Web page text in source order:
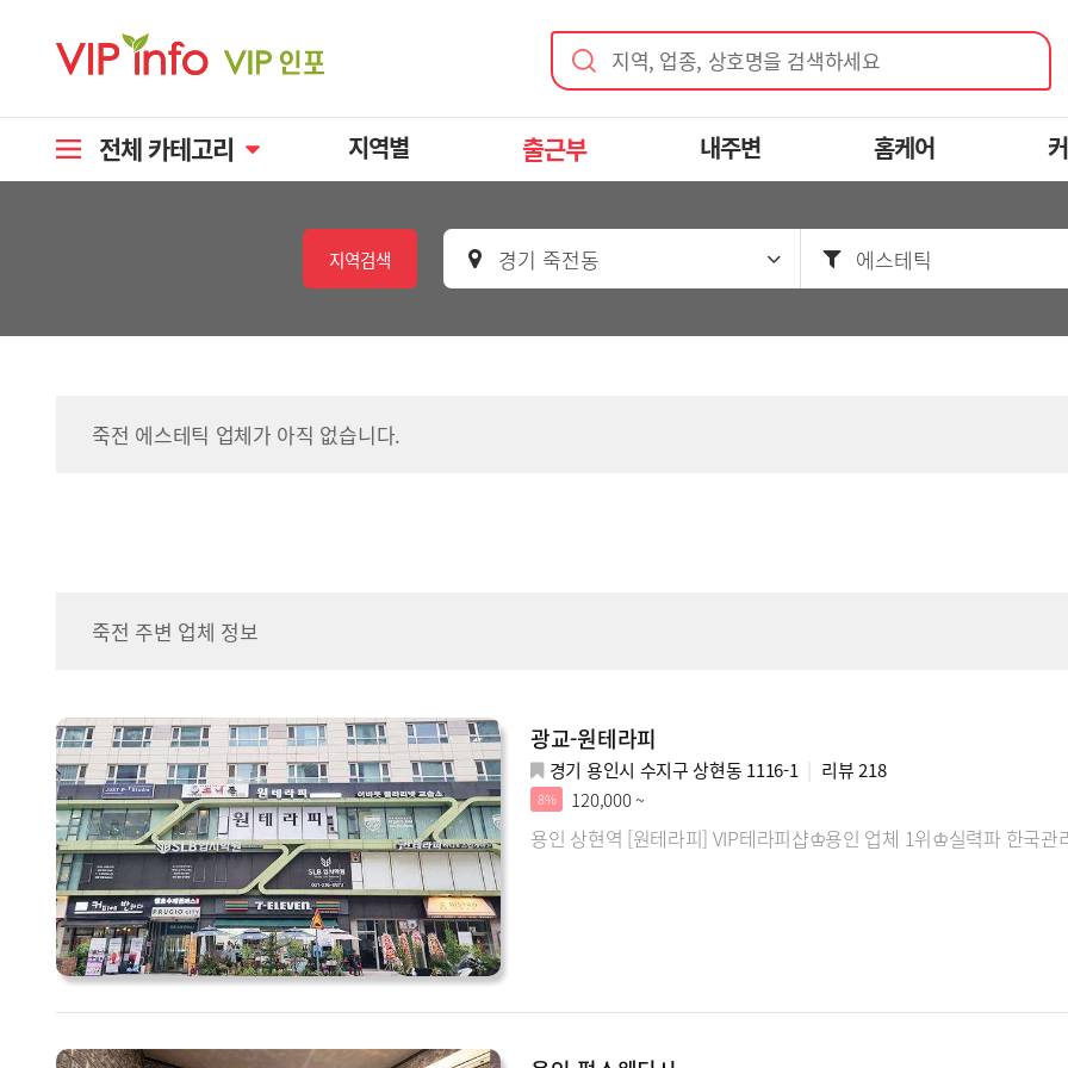
지역, 업종, 상호명을 검색하세요
전체 카테고리 지역별 출근부 내주변 홈케어
지역검색 경기 죽전동 에스테틱
죽전 에스테틱 업체가 아직 없습니다.
죽전 주변 업체 정보
광교-원테라피
경기 용인시 수지구 상현동 1116-1 리뷰218
8% 120,000 ~
용인 상현역 [원테라피] VIP테라피샵♔용인 업체 1위♔실력파 한국관